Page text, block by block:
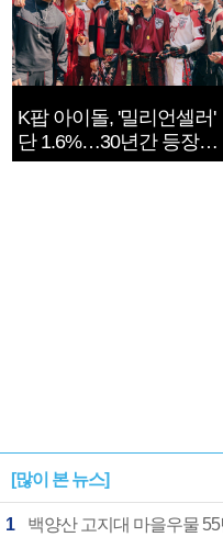
K팝 아이돌, '밀리언셀러'
단 1.6%…30년간 등장
1182개팀 전수조사
[많이 본 뉴스]
1 백양산 고지대 마을우물